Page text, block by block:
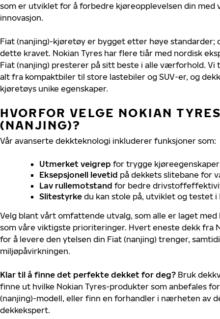
som er utviklet for å forbedre kjøreopplevelsen din med
innovasjon.
Fiat (nanjing)-kjøretøy er bygget etter høye standarder;
dette kravet. Nokian Tyres har flere tiår med nordisk
Fiat (nanjing) presterer på sitt beste i alle værforhold. Vi
alt fra kompaktbiler til store lastebiler og SUV-er, og
kjøretøys unike egenskaper.
HVORFOR VELGE NOKIAN
(NANJING)?
Vår avanserte dekkteknologi inkluderer funksjoner som:
Utmerket veigrep for trygge
Eksepsjonell levetid på dekkets slitebane for
Lav rullemotstand for bedre
Slitestyrke du kan stole på, utviklet og testet i
Velg blant vårt omfattende utvalg, som alle er laget
som våre viktigste prioriteringer. Hvert eneste dekk fra
for å levere den ytelsen din Fiat (nanjing) trenger,
miljøpåvirkningen.
Klar til å finne det perfekte dekket for deg? Bruk
finne ut hvilke Nokian Tyres-produkter som anbefales
(nanjing)-modell, eller finn en forhandler i nærheten av
dekkekspert.